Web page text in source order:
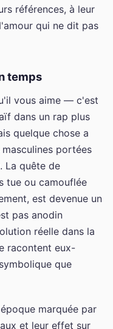
références, à leur
qui ne dit pas
temps
vous aime — c'est
dans un rap plus
quelque chose a
portées
La quête de
tue ou camouflée
est devenue un
pas anodin
réelle dans la
racontent eux-
que
marquée par
et leur effet sur